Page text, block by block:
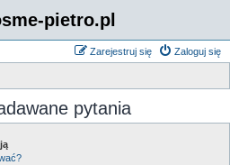
pietro.pl
Zaloguj się
Zarejestruj się
pytania